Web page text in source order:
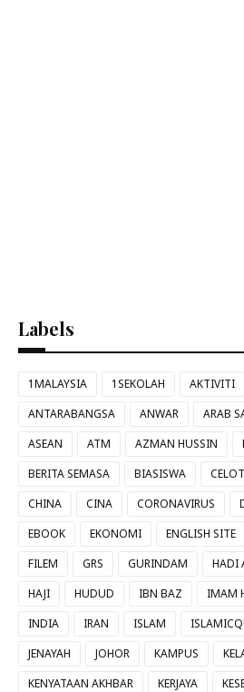
Labels
1MALAYSIA 1SEKOLAH AKTIVITI
ANTARABANGSA
ANWAR ARAB
ASEAN
ATM AZMAN HUSSIN
BERITA SEMASA
BIASISWA
CHINA
CINA CORONAVIRUS
EBOOK
EKONOMI ENGLISH SITE
FILEM
GRS GURINDAM HADI
HAJI
HUDUD IBN BAZ
IMAM
INDIA
IRAN ISLAM
JENAYAH
JOHOR KAMPUS
KENYATAAN AKHBAR
KERJAYA